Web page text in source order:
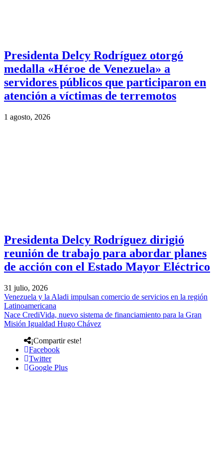
Presidenta Delcy Rodríguez otorgó
medalla «Héroe de Venezuela» a
servidores públicos que participaron en
atención a víctimas de terremotos
1 agosto, 2026
Presidenta Delcy Rodríguez dirigió
reunión de trabajo para abordar planes
de acción con el Estado Mayor Eléctrico
31 julio, 2026
Venezuela y la Aladi impulsan comercio de servicios en la región
Latinoamericana
Nace CrediVida, nuevo sistema de financiamiento para la Gran
Misión Igualdad Hugo Chávez
¡Compartir este!
Facebook
Twitter
Google Plus